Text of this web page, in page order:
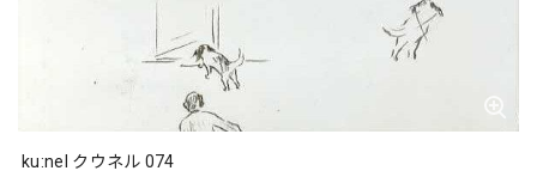
ku:nel クウネル 074